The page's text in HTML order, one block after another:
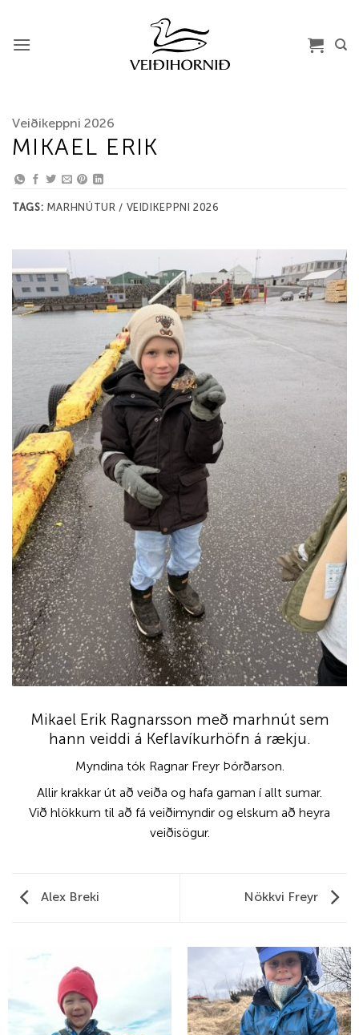
content
Veiðikeppni 2026
MIKAEL ERIK
TAGS: MARHNÚTUR / VEIDIKEPPNI 2026
Mikael Erik Ragnarsson með marhnút sem
hann veiddi á Keflavíkurhöfn á rækju.
Myndina tók Ragnar Freyr Þórðarson.
Allir krakkar út að veiða og hafa gaman í allt sumar.
Við hlökkum til að fá veiðimyndir og elskum að heyra
veiðisögur.
Alex Breki Nökkvi Freyr